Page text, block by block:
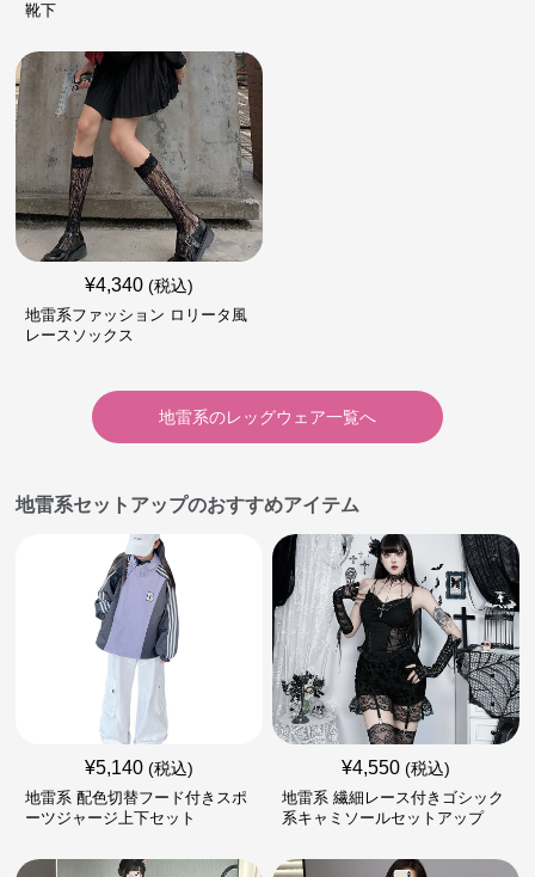
靴下
¥4,340 (税込)
地雷系ファッション ロリータ風
レースソックス
地雷系のレッグウェア一覧へ
地雷系セットアップのおすすめアイテム
¥5,140 (税込)
地雷系 配色切替フード付きスポ
ーツジャージ上下セット
¥4,550 (税込)
地雷系 繊細レース付きゴシック
系キャミソールセットアップ